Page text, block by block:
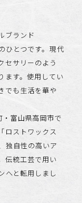
ブランド
ひとつです。現代
セサリーのよう
ます。使用してい
でも生活を華や
富山県高岡市で
ロストワックス
独自性の高いア
伝統工芸で用い
へと転用しまし